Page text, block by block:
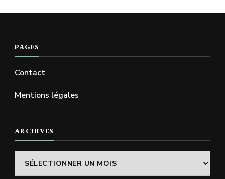
PAGES
Contact
Mentions légales
ARCHIVES
Archives